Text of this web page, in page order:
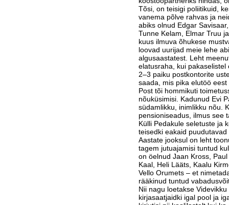
Tõsi, on teisigi poliitikuid,
vanema põlve rahvas ja
abiks olnud Edgar
Tunne Kelam, Elmar Truu
kuus ilmuva õhukese
loovad uurijad meie lehe
algusaastatest. Leht
elatusraha, kui
2–3 paiku postkontorite
saada, mis pika elutöö
Post tõi hommikuti
nõuküsimisi. Kadu­­nud Evi
südamlikku, inimlikku nõu.
pensioniseadus, ilmus see
Külli Pedakule seletuste ja
teisedki eakaid
Aastate jooksul on leht
tagem jutuajamisi tun­tud
on öelnud Jaan Kross,
Kaal, Heli Lääts, Kaalu
Vello Orumets – et
rääkinud tuntud
Nii nagu loetakse
kirjasaatjaidki igal pool ja